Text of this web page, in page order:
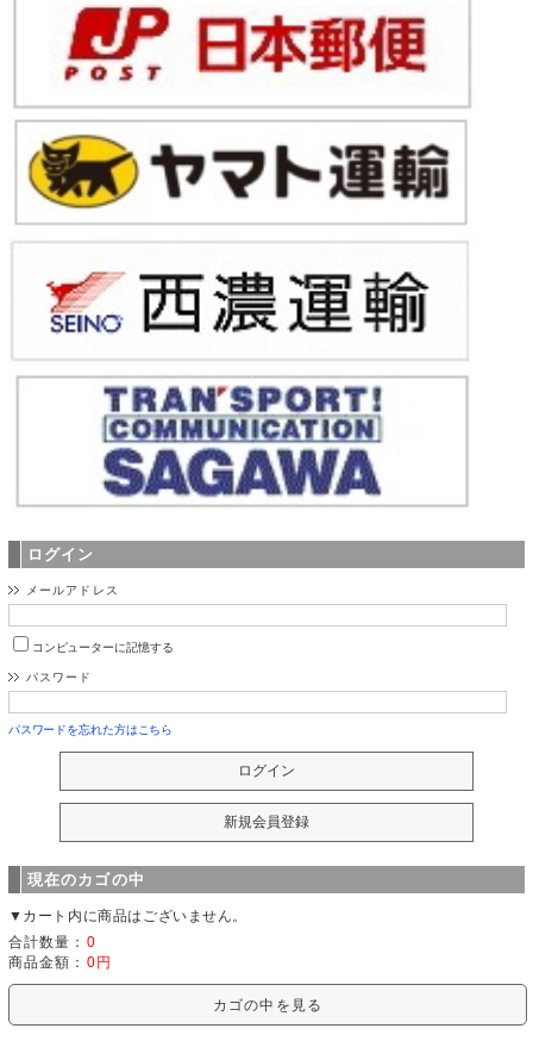
ログイン
メールアドレス
コンピューターに記憶する
パスワード
パスワードを忘れた方はこちら
現在のカゴの中
▼カート内に商品はございません。
合計数量： 0
商品金額： 0円
カゴの中を見る